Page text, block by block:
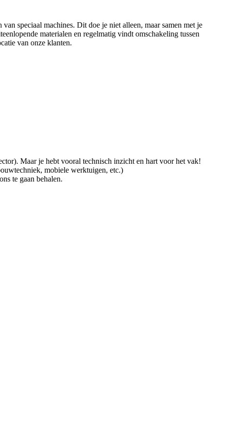
speciaal machines. Dit doe je niet alleen, maar samen met je
materialen en regelmatig vindt omschakeling tussen
van onze klanten.
Maar je hebt vooral technisch inzicht en hart voor het vak!
mobiele werktuigen, etc.)
te gaan behalen.